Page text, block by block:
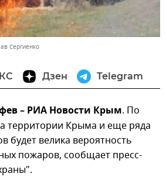
Сергиенко
Дзен Telegram
– РИА Новости Крым. По
территории Крыма и еще ряда
будет велика вероятность
пожаров, сообщает пресс-